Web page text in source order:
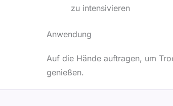
zu intensivieren
Anwendung
Auf die Hände auftragen, um
genießen.